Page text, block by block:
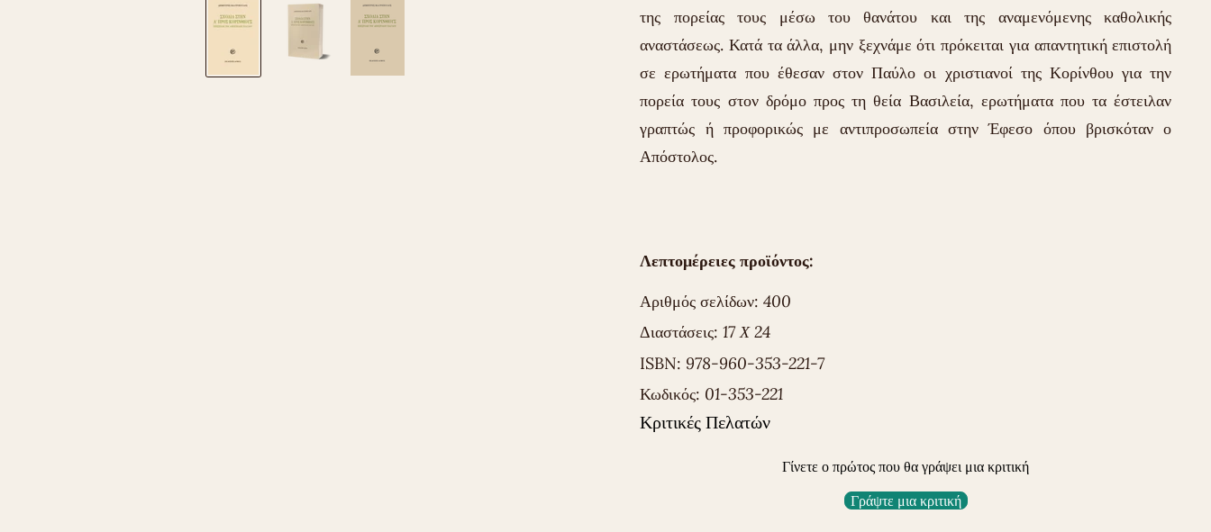
της πορείας τους μέσω του θανάτου και της αναμενόμενης καθολικής
αναστάσεως. Κατά τα άλλα, μην ξεχνάμε ότι πρόκειται για απαντητική επιστολή
σε ερωτήματα που έθεσαν στον Παύλο οι χριστιανοί της Κορίνθου για την
πορεία τους στον δρόμο προς τη θεία Βασιλεία, ερωτήματα που τα έστειλαν
γραπτώς ή προφορικώς με αντιπροσωπεία στην Έφεσο όπου βρισκόταν ο
Απόστολος.
Λεπτομέρειες προϊόντος:
Αριθμός σελίδων:400
Διαστάσεις:17 Χ 24
ISBN: 978-960-353-221-7
Κωδικός: 01-353-221
Κριτικές Πελατών
Γίνετε ο πρώτος που θα γράψει μια κριτική
Γράψτε μια κριτική